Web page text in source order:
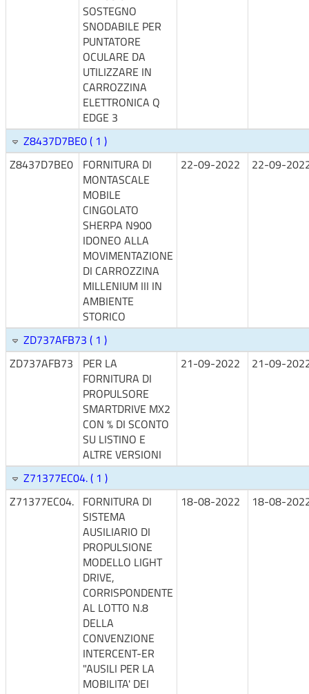
SOSTEGNO
SNODABILE PER
PUNTATORE
OCULARE DA
UTILIZZARE IN
CARROZZINA
ELETTRONICA Q
EDGE 3
Z8437D7BE0 ( 1 )
Z8437D7BE0
FORNITURA DI
MONTASCALE
MOBILE
CINGOLATO
SHERPA N900
IDONEO ALLA
MOVIMENTAZIONE
DI CARROZZINA
MILLENIUM III IN
AMBIENTE
STORICO
22-09-2022 22-09-
ZD737AFB73 ( 1 )
ZD737AFB73
PER LA
FORNITURA DI
PROPULSORE
SMARTDRIVE MX2
CON % DI SCONTO
SU LISTINO E
ALTRE VERSIONI
21-09-2022 21-09-
Z71377EC04. ( 1 )
Z71377EC04. FORNITURA DI
SISTEMA
AUSILIARIO DI
PROPULSIONE
MODELLO LIGHT
DRIVE,
CORRISPONDENTE
AL LOTTO N.8
DELLA
CONVENZIONE
INTERCENT-ER
"AUSILI PER LA
MOBILITA' DEI
18-08-2022 18-08-